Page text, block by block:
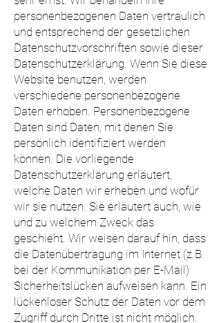
personenbezogenen Daten vertraulich
und entsprechend der gesetzlichen
Datenschutzvorschriften sowie dieser
Datenschutzerklärung. Wenn Sie diese
Website benutzen, werden
verschiedene personenbezogene
Daten erhoben. Personenbezogene
Daten sind Daten, mit denen Sie
persönlich identifiziert werden
können. Die vorliegende
Datenschutzerklärung erläutert,
welche Daten wir erheben und wofür
wir sie nutzen. Sie erläutert auch, wie
und zu welchem Zweck das
geschieht. Wir weisen darauf hin, dass
die Datenübertragung im Internet (z.B.
bei der Kommunikation per E-Mail)
Sicherheitslücken aufweisen kann. Ein
lückenloser Schutz der Daten vor dem
Zugriff durch Dritte ist nicht möglich.